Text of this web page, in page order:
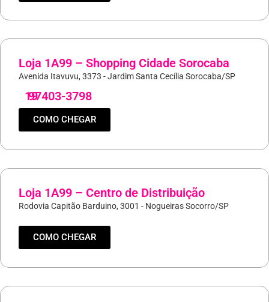
Loja 1A99 – Shopping Cidade Sorocaba
Avenida Itavuvu, 3373 - Jardim Santa Cecília Sorocaba/SP
19
97403-3798
COMO CHEGAR
Loja 1A99 – Centro de Distribuição
Rodovia Capitão Barduino, 3001 - Nogueiras Socorro/SP
COMO CHEGAR